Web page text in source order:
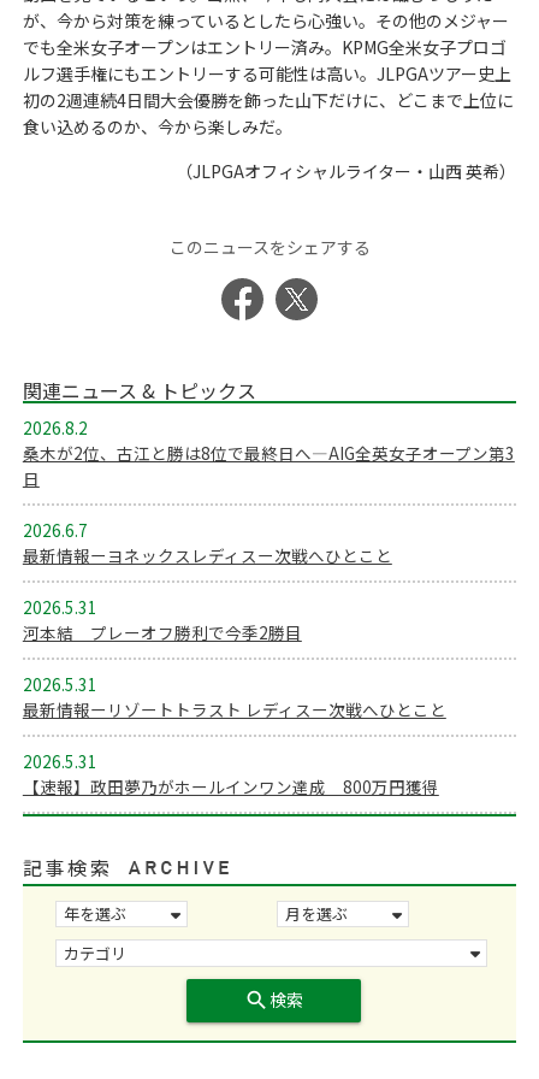
が、今から対策を練っているとしたら心強い。その他のメジャー
でも全米女子オープンはエントリー済み。KPMG全米女子プロゴ
ルフ選手権にもエントリーする可能性は高い。JLPGAツアー史上
初の2週連続4日間大会優勝を飾った山下だけに、どこまで上位に
食い込めるのか、今から楽しみだ。
（JLPGAオフィシャルライター・山西 英希）
このニュースをシェアする
関連ニュース & トピックス
2026.8.2
桑木が2位、古江と勝は8位で最終日へ―AIG全英女子オープン第3
日
2026.6.7
最新情報ーヨネックスレディスー次戦へひとこと
2026.5.31
河本結 プレーオフ勝利で今季2勝目
2026.5.31
最新情報ーリゾートトラスト レディスー次戦へひとこと
2026.5.31
【速報】政田夢乃がホールインワン達成 800万円獲得
記事検索
search 検索